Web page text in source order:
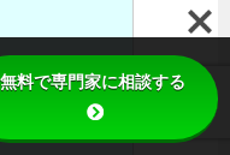
る事をおス
無料で専門家に相談する